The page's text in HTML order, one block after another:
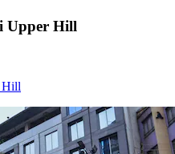
Upper Hill
Hill